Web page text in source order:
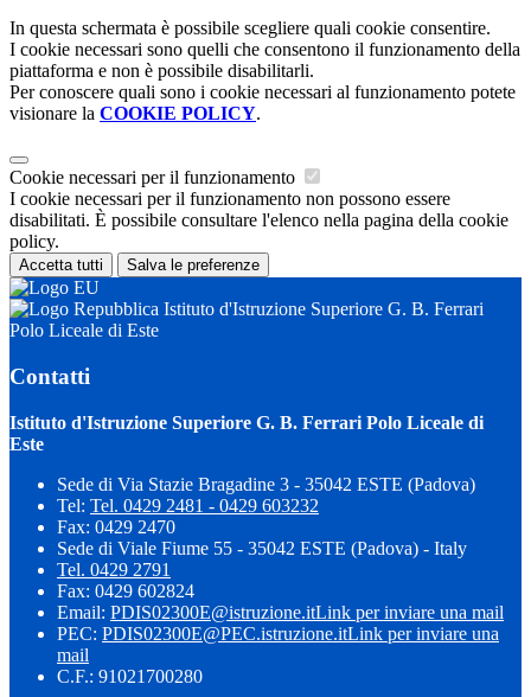
In questa schermata è possibile scegliere quali cookie consentire.
I cookie necessari sono quelli che consentono il funzionamento della
piattaforma e non è possibile disabilitarli.
Per conoscere quali sono i cookie necessari al funzionamento potete
visionare la COOKIE POLICY.
Cookie necessari per il funzionamento
I cookie necessari per il funzionamento non possono essere
disabilitati. È possibile consultare l'elenco nella pagina della cookie
policy.
Accetta tutti Salva le preferenze
Istituto d'Istruzione Superiore G. B. Ferrari
Polo Liceale di Este
Contatti
Istituto d'Istruzione Superiore G. B. Ferrari Polo Liceale di
Este
Sede di Via Stazie Bragadine 3 - 35042 ESTE (Padova)
Tel: Tel. 0429 2481 - 0429 603232
Fax: 0429 2470
Sede di Viale Fiume 55 - 35042 ESTE (Padova) - Italy
Tel. 0429 2791
Fax: 0429 602824
Email: PDIS02300E@istruzione.itLink per inviare una mail
PEC: PDIS02300E@PEC.istruzione.itLink per inviare una
mail
C.F.: 91021700280